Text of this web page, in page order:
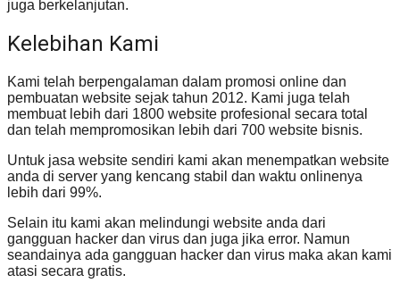
juga berkelanjutan.
Kelebihan Kami
Kami telah berpengalaman dalam promosi online dan
pembuatan website sejak tahun 2012. Kami juga telah
membuat lebih dari 1800 website profesional secara total
dan telah mempromosikan lebih dari 700 website bisnis.
Untuk jasa website sendiri kami akan menempatkan website
anda di server yang kencang stabil dan waktu onlinenya
lebih dari 99%.
Selain itu kami akan melindungi website anda dari
gangguan hacker dan virus dan juga jika error. Namun
seandainya ada gangguan hacker dan virus maka akan kami
atasi secara gratis.